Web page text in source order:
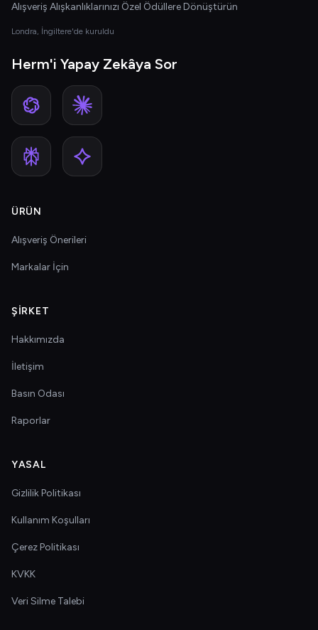
Alışveriş Alışkanlıklarınızı Özel Ödüllere Dönüştürün
Londra, İngiltere'de kuruldu
Herm'i Yapay Zekâya Sor
ÜRÜN
Alışveriş Önerileri
Markalar İçin
ŞIRKET
Hakkımızda
İletişim
Basın Odası
Raporlar
YASAL
Gizlilik Politikası
Kullanım Koşulları
Çerez Politikası
KVKK
Veri Silme Talebi